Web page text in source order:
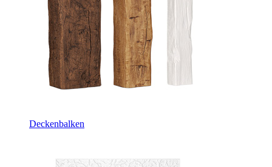
Deckenbalken